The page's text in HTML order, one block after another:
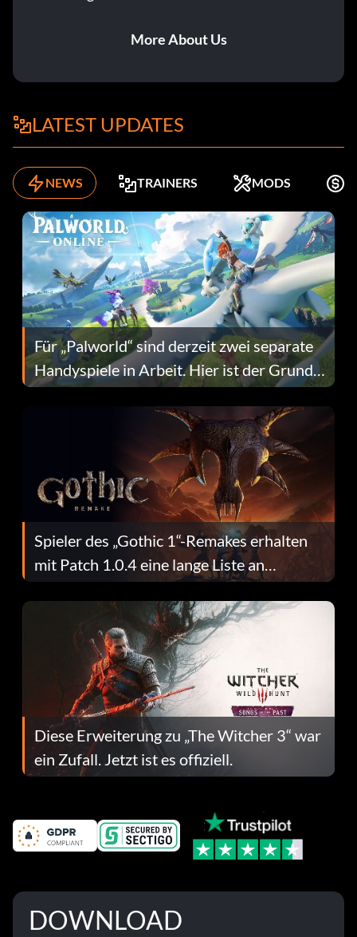
More About Us
LATEST UPDATES
NEWS TRAINERS MODS
Für „Palworld“ sind derzeit zwei separate
Handyspiele in Arbeit. Hier ist der Grund
dafür.
Spieler des „Gothic 1“-Remakes erhalten
mit Patch 1.0.4 eine lange Liste an
Fehlerbehebungen
Diese Erweiterung zu „The Witcher 3“ war
ein Zufall. Jetzt ist es offiziell.
DOWNLOAD